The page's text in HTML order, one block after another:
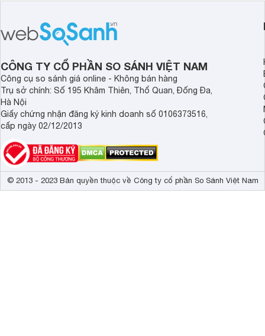
chênh lệch giá lớn
sánh Honda
CÔNG TY CỔ PHẦN SO SÁNH VIỆT NAM
Công cụ so sánh giá online - Không bán hàng
Trụ sở chính: Số 195 Khâm Thiên, Thổ Quan, Đống Đa,
Hà Nội
Giấy chứng nhận đăng ký kinh doanh số 0106373516,
cấp ngày 02/12/2013
© 2013 - 2023 Bản quyền thuộc về Công ty cổ phần So Sánh Việt Nam